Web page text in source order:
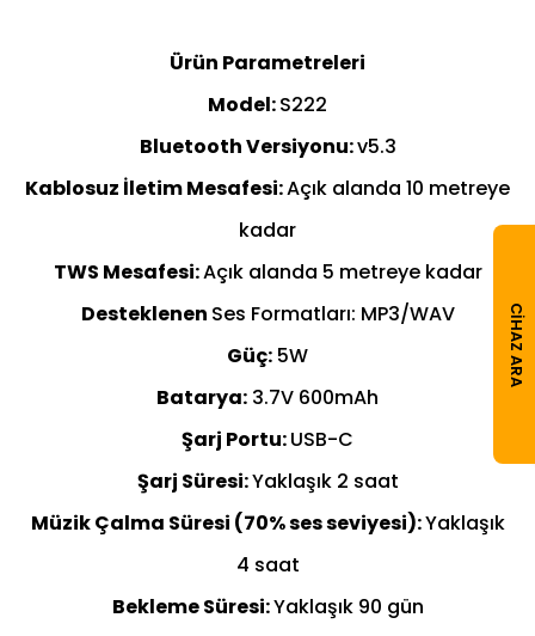
Ürün Parametreleri
Model:S222
Bluetooth Versiyonu:v5.3
Kablosuz İletim Mesafesi:Açık alanda 10 metreye
kadar
TWS Mesafesi:Açık alanda 5 metreye kadar
Desteklenen Ses Formatları: MP3/WAV
Güç: 5W
Batarya: 3.7V 600mAh
Şarj Portu:USB-C
Şarj Süresi:Yaklaşık 2 saat
Müzik Çalma Süresi (70% ses seviyesi):Yaklaşık
4 saat
Bekleme Süresi:Yaklaşık 90 gün
CIHAZ ARA